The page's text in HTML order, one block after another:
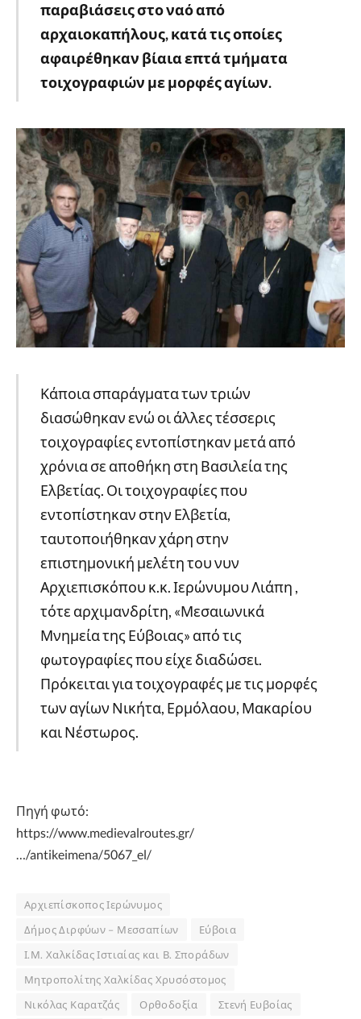
παραβιάσεις στο ναό από
αρχαιοκαπήλους, κατά τις οποίες
αφαιρέθηκαν βίαια επτά τμήματα
τοιχογραφιών με μορφές αγίων.
Κάποια σπαράγματα των τριών
διασώθηκαν ενώ οι άλλες τέσσερις
τοιχογραφίες εντοπίστηκαν μετά από
χρόνια σε αποθήκη στη Βασιλεία της
Ελβετίας. Οι τοιχογραφίες που
εντοπίστηκαν στην Ελβετία,
ταυτοποιήθηκαν χάρη στην
επιστημονική μελέτη του νυν
Αρχιεπισκόπου κ.κ. Ιερώνυμου Λιάπη ,
τότε αρχιμανδρίτη, «Μεσαιωνικά
Μνημεία της Εύβοιας» από τις
φωτογραφίες που είχε διαδώσει.
Πρόκειται για τοιχογραφές με τις μορφές
των αγίων Νικήτα, Ερμόλαου, Μακαρίου
και Νέστωρος.
Πηγή φωτό:
https://www.medievalroutes.gr/
…/antikeimena/5067_el/
Αρχιεπίσκοπος Ιερώνυμος
Δήμος Διρφύων – Μεσσαπίων
Εύβοια
Ι.Μ. Χαλκίδας Ιστιαίας και Β. Σποράδων
Μητροπολίτης Χαλκίδας Χρυσόστομος
Νικόλας Καρατζάς
Ορθοδοξία Στενή Ευβοίας